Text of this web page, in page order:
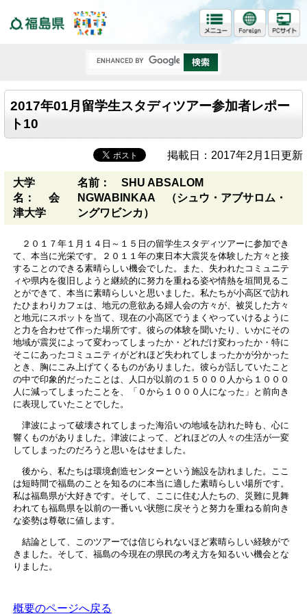
2017年01月留学生スタディツアー参加者レポー
ト10
掲載日：2017年2月1日更新
大学
名： 会
津大学
名前： SHU ABSALOM
NGWABINKAA （シュウ・アブサロム・
ングワビンカ）
２０１７年１月１４日～１５日の留学生スタディツアーに参加でき
て、本当に光栄です。２０１１年の東日本大震災を体験した方々と接
することのできる素晴らしい機会でした。また、失われたコミュニテ
ィや県内を復旧しようと継続的に努力を重ねる姿や情熱を垣間見るこ
とができて、本当に素晴らしいと思いました。私たちが小高区で訪れ
たひまわりカフェは、地元の意欲ある婦人会の方々が、被災した方々
と地元にスポットを当て、現在の小高区でうまくやっていけるように
と力を合わせて作った場所です。彼らの体験を聞いたり、いかにその
地域が震災によって変わってしまったか・どれだけ変わったか・特に
そこにあったコミュニティがどれほど失われてしまったかが分かった
とき、胸にこみ上げてくるものがありました。彼らが話していたこと
の中で印象的だったことは、人口が以前の１５０００人から１０００
人に減ってしまったことを、「０から１０００人になった」と前向き
に表現していたことでした。
津波によって破壊されてしまった海沿いの地域を訪れた時も、心に
響くものがありました。津波によって、どれほどの人々の生活が一変
してしまったのだろうと思いをはせました。
後から、私たちは環境創造センターという施設を訪れました。ここ
は短時間で福島のことを知るのに本当に適した素晴らしい場所です。
私は福島県が大好きです。そして、ここに住む人たちの、災難に見舞
われても福島県を以前の一番いい状態に戻そうと努力を重ねる前向き
な姿勢は尊敬に値します。
結論として、このツアーでは信じられないほど素晴らしい経験がで
きました。そして、福島の今現在の県民の考え方を知るいい機会とな
りました。
概要のページへ戻る